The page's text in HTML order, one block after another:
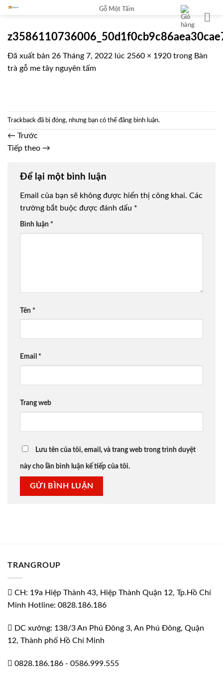
Chuyển
dung
Gỗ Một Tấm
Đã xuất bản 26 Tháng 7, 2022 lúc 2560 × 1920 trong Bàn
trà gỗ me tây nguyên tấm
Trackback đã bị đóng, nhưng bạn có thể đăng bình luận.
← Trước
Tiếp theo →
Để lại một bình luận
Email của bạn sẽ không được hiển thị công khai. Các
trường bắt buộc được đánh dấu *
Bình luận *
Tên *
Email *
Trang web
Lưu tên của tôi, email, và trang web trong trình duyệt
này cho lần bình luận kế tiếp của tôi.
TRANGROUP
CH: 19a Hiệp Thành 43, Hiệp Thành Quận 12, Tp.Hồ Chí
Minh Hotline: 0828.186.186
DC xưởng: 138/3 An Phú Đông 3, An Phú Đông, Quận
12, Thành phố Hồ Chí Minh
0828.186.186 - 0586.999.555